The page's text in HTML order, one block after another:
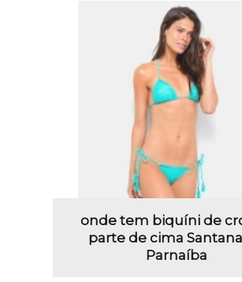
onde tem biquíni de
parte de cima
Parnaíba